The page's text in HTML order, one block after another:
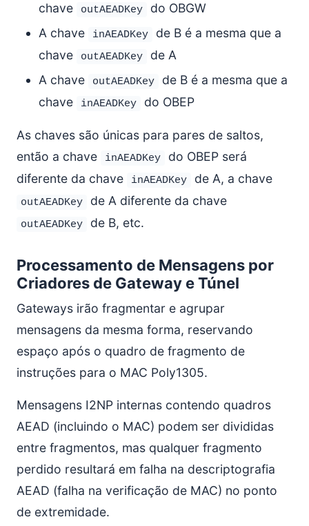
chave
outAEADKey
do OBGW
A chave
inAEADKey
de B é a mesma que a
chave
outAEADKey
de A
A chave
outAEADKey
de B é a mesma que a
chave
inAEADKey do OBEP
As chaves são únicas para pares de saltos,
então a chave
inAEADKey
do OBEP será
diferente da chave
inAEADKey de A, a chave
outAEADKey de A diferente da chave
outAEADKey de B, etc.
Processamento de Mensagens por
Criadores de Gateway e Túnel
Gateways irão fragmentar e agrupar
mensagens da mesma forma, reservando
espaço após o quadro de fragmento de
instruções para o MAC Poly1305.
Mensagens I2NP internas contendo quadros
AEAD (incluindo o MAC) podem ser divididas
entre fragmentos, mas qualquer fragmento
perdido resultará em falha na descriptografia
AEAD (falha na verificação de MAC) no ponto
de extremidade.